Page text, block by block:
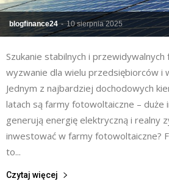
blogfinance24 - 10 sierpnia 2025
Szukanie stabilnych i
wyzwanie dla wielu przedsiębiorców i
Jednym z najbardziej dochodowych
latach są farmy fotowoltaiczne – duże
generują energię elektryczną i realny
inwestować w farmy fotowoltaiczne?
to...
Czytaj więcej